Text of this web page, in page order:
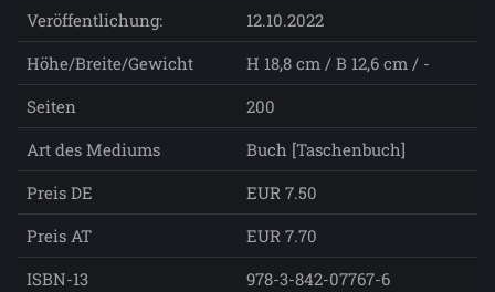
Veröffentlichung:
12.10.2022
Höhe/Breite/Gewicht
H 18,8 cm / B 12,6 cm / -
Seiten
200
Art des Mediums
Buch [Taschenbuch]
Preis DE
EUR 7.50
Preis AT
EUR 7.70
ISBN-13
978-3-842-07767-6